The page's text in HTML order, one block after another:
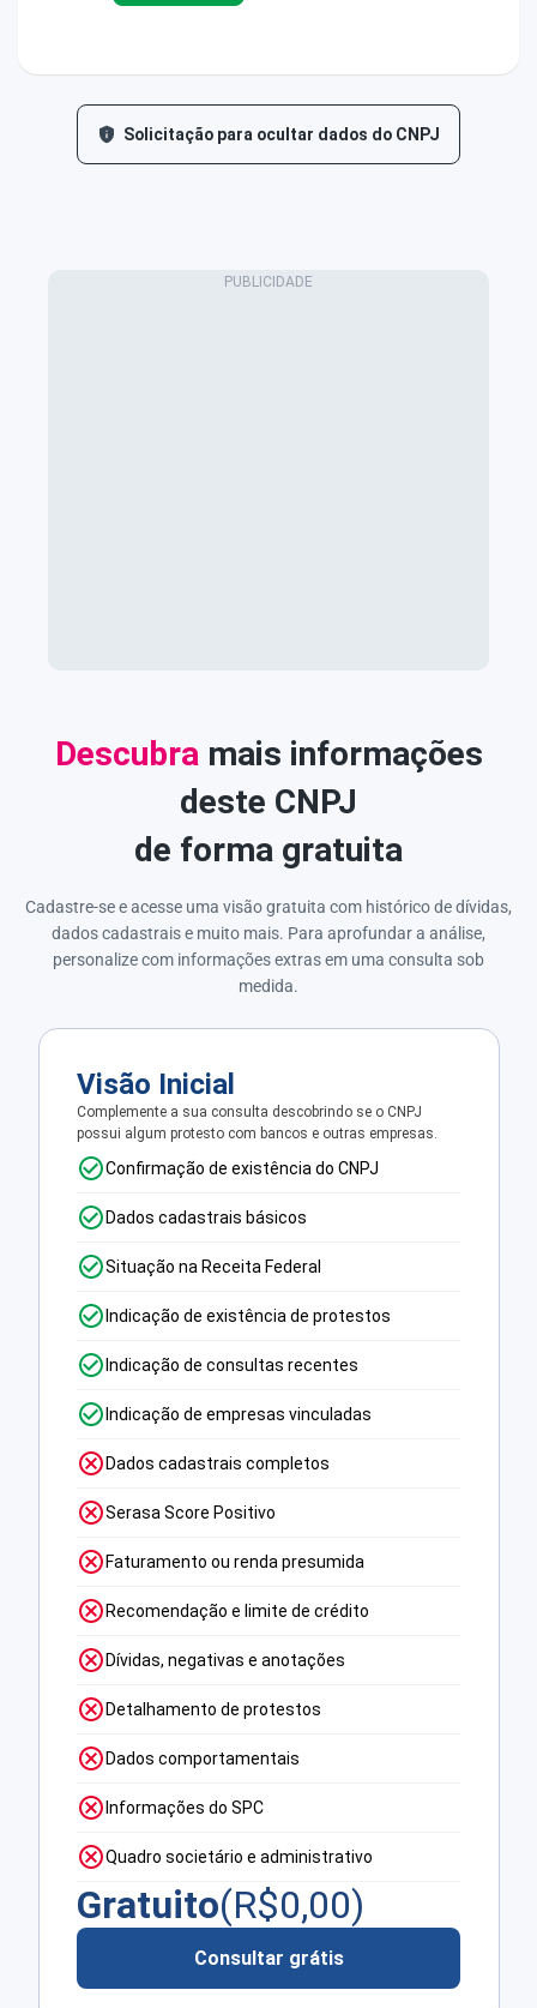
Solicitação para ocultar dados do CNPJ
Descubramais informações
deste CNPJ
de forma gratuita
Cadastre-se e acesse uma visão gratuita com histórico de dívidas,
dados cadastrais e muito mais. Para aprofundar a análise,
personalize com informações extras em uma consulta sob
medida.
Visão Inicial
Complemente a sua consulta descobrindo se o CNPJ
possui algum protesto com bancos e outras empresas.
Confirmação de existência do CNPJ
Dados cadastrais básicos
Situação na Receita Federal
Indicação de existência de protestos
Indicação de consultas recentes
Indicação de empresas vinculadas
Dados cadastrais completos
Serasa Score Positivo
Faturamento ou renda presumida
Recomendação e limite de crédito
Dívidas, negativas e anotações
Detalhamento de protestos
Dados comportamentais
Informações do SPC
Quadro societário e administrativo
Gratuito(R$0,00)
Consultar grátis